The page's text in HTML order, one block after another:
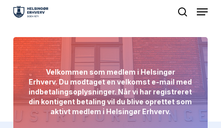
Skip
main
content
Menu
Velkommen som medlem iHelsingør
Erhverv. Du modtagetenvelkomst e-mailmed
indbetalingsoplysninger. Når vi har registreret
dinkontigent betalingvildubliveoprettetsom
aktivt medlem i Helsingør Erhverv.
Menu